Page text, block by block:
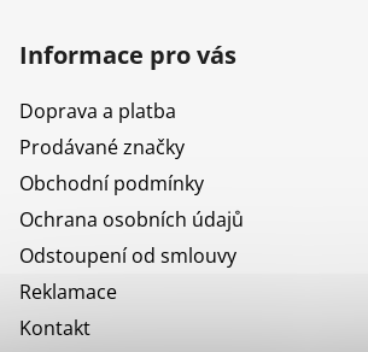
Informace pro vás
Doprava a platba
Prodávané značky
Obchodní podmínky
Ochrana osobních údajů
Odstoupení od smlouvy
Reklamace
Kontakt